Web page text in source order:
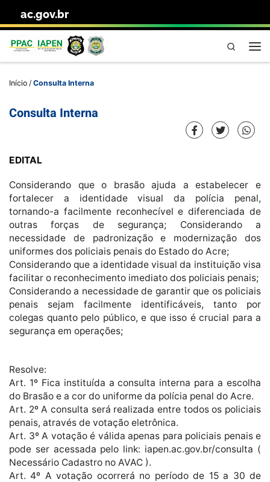
Skip to content
ac.gov.br
Pesquisa
Início / Consulta Interna
Consulta Interna
EDITAL
Considerando que o brasão ajuda a estabelecer e
fortalecer a identidade visual da polícia penal,
tornando-a facilmente reconhecível e diferenciada de
outras forças de segurança; Considerando a
necessidade de padronização e modernização dos
uniformes dos policiais penais do Estado do Acre;
Considerando que a identidade visual da instituição visa
facilitar o reconhecimento imediato dos policiais penais;
Considerando a necessidade de garantir que os policiais
penais sejam facilmente identificáveis, tanto por
colegas quanto pelo público, e que isso é crucial para a
segurança em operações;
Resolve:
Art. 1º Fica instituída a consulta interna para a escolha
do Brasão e a cor do uniforme da polícia penal do Acre.
Art. 2º A consulta será realizada entre todos os policiais
penais, através de votação eletrônica.
Art. 3º A votação é válida apenas para policiais penais e
pode ser acessada pelo link: iapen.ac.gov.br/consulta (
Necessário Cadastro no AVAC ).
Art. 4º A votação ocorrerá no período de 15 a 30 de